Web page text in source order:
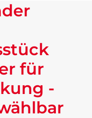
für
-